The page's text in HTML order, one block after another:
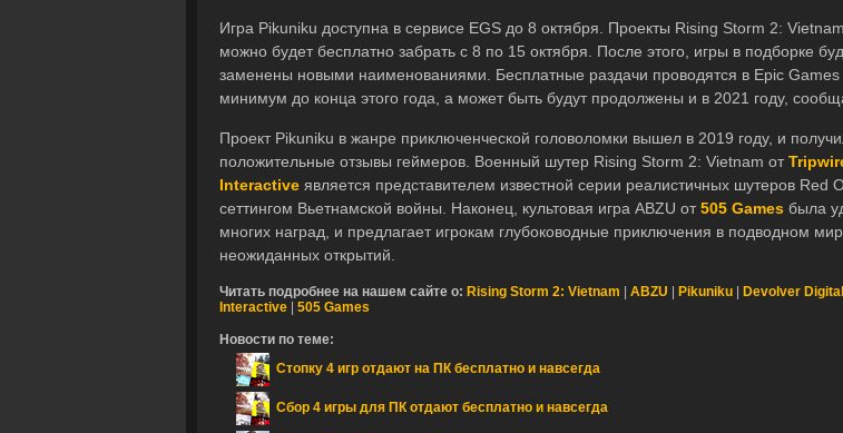
Игра Pikuniku доступна в сервисе EGS до 8 октября. Проекты Rising Storm 2:
можно будет бесплатно забрать с 8 по 15 октября. После этого, игры в подборке
заменены новыми наименованиями. Бесплатные раздачи проводятся в Epic Games
минимум до конца этого года, а может быть будут продолжены и в 2021 году,
Проект Pikuniku в жанре приключенческой головоломки вышел в 2019 году, и
положительные отзывы геймеров. Военный шутер Rising Storm 2: Vietnam от
Interactive является представителем известной серии реалистичных шутеров Red
сеттингом Вьетнамской войны. Наконец, культовая игра ABZU от505 Games была
многих наград, и предлагает игрокам глубоководные приключения в подводном
неожиданных открытий.
Читать подробнее на нашем сайте о: Rising Storm 2: Vietnam ABZU Pikuniku Devolver Digital
Interactive
505 Games
Новости по теме:
Стопку 4 игр отдают на ПК бесплатно и навсегда
Сбор 4 игры для ПК отдают бесплатно и навсегда